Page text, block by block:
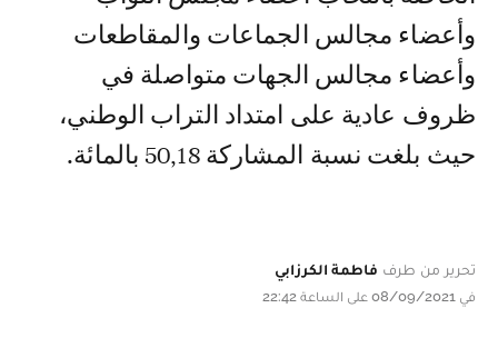
وأعضاء مجالس الجماعات والمقاطعات
وأعضاء مجالس الجهات متواصلة في
ظروف عادية على امتداد التراب الوطني،
حيث بلغت نسبة المشاركة 50,18 بالمائة.
تحرير من طرف فاطمة الكرزابي
في 08/09/2021 على الساعة 22:42